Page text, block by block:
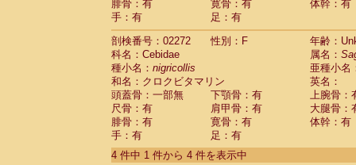
Atelidae Lagothrix lagothricha
AtelidaeLagothrix lagothricha cana(0)
Pitheciidae
Cacajao calvus
Pitheciidae
Callicebus cupreus(0)
Pitheciidae Callicebus donacophilus(0)
PitheciidaeCallicebus moloch(0)
Pitheciidae Callicebus torquatus(0)
Pitheciidae Callicebus
Pitheciidae Chiropotes satanas
Pitheciidae Pithecia monachus
PitheciidaePithecia pithecia
腓骨：有
寛骨：有
体幹：有
手：有
足：有
剖検番号：02272
性別：F
年齢：
科名：Cebidae
属名：
種小名： nigricollis
亜種小名
和名：クロクビタマリン
英名：
頭蓋骨：一部無
下顎骨：有
上腕骨：
尺骨：有
肩甲骨：有
大腿骨：
腓骨：有
寛骨：有
体幹：有
手：有
足：有
4 件中 1 件から 4 件を表示中